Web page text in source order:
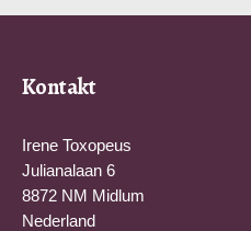
Kontakt
Irene Toxopeus
Julianalaan 6
8872 NM Midlum
Nederland